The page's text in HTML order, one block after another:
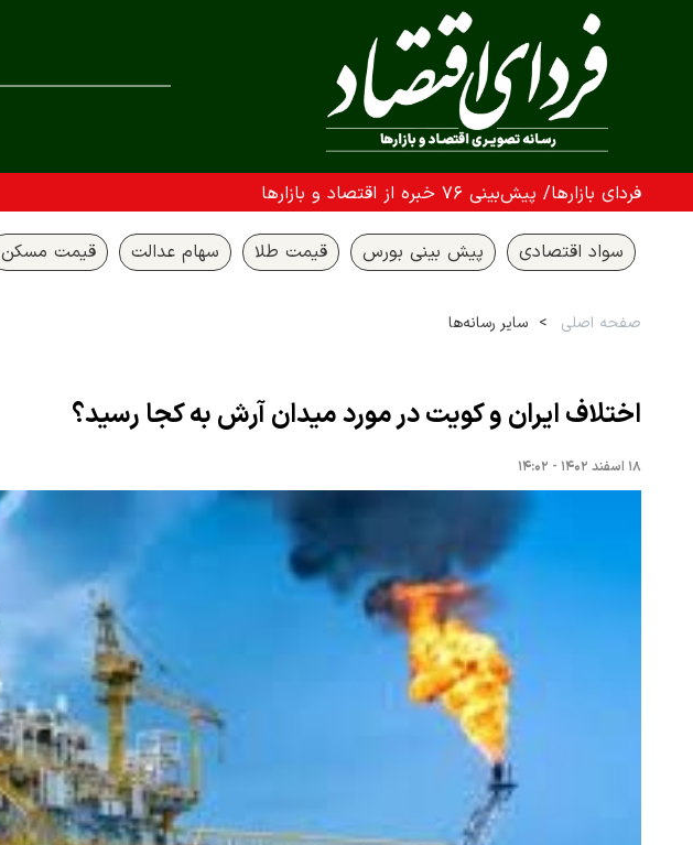
فردای بازارها/ پیش‌بینی ۷۶ خبره از اقتصاد و بازارها
سواد اقتصادی پیش بینی بورس قیمت طلا سهام عدالت قیمت مسکن
صفحه اصلی سایر رسانه‌ها
اختلاف ایران و کویت در مورد میدان آرش به کجا رسید؟
۱۸ اسفند ۱۴۰۲ - ۱۴:۰۲